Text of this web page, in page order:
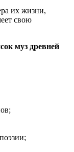
их жизни,
свою
муз древней